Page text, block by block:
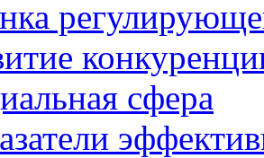
сфера